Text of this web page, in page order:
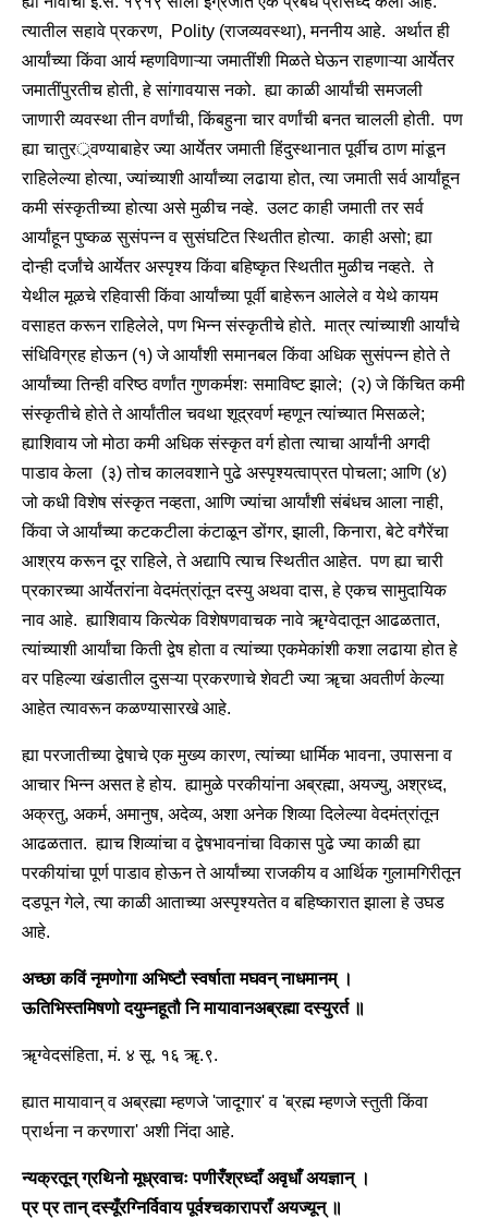
त्यातील सहावे प्रकरण, Polity (राजव्यवस्था), मननीय आहे. अर्थात ही
आर्यांच्या किंवा आर्य म्हणविणाऱ्या जमातींशी मिळते घेऊन राहणाऱ्या आर्येतर
जमातींपुरतीच होती, हे सांगावयास नको. ह्या काळी आर्यांची समजली
जाणारी व्यवस्था तीन वर्णांची, किंबहुना चार वर्णांची बनत चालली होती. पण
ह्या चातुरर््वण्याबाहेर ज्या आर्येतर जमाती हिंदुस्थानात पूर्वीच ठाण मांडून
राहिलेल्या होत्या, ज्यांच्याशी आर्यांच्या लढाया होत, त्या जमाती सर्व आर्यांहून
कमी संस्कृतीच्या होत्या असे मुळीच नव्हे. उलट काही जमाती तर सर्व
आर्यांहून पुष्कळ सुसंपन्न व सुसंघटित स्थितीत होत्या. काही असो; ह्या
दोन्ही दर्जांचे आर्येतर अस्पृश्य किंवा बहिष्कृत स्थितीत मुळीच नव्हते. ते
येथील मूळचे रहिवासी किंवा आर्यांच्या पूर्वी बाहेरून आलेले व येथे कायम
वसाहत करून राहिलेले, पण भिन्न संस्कृतीचे होते. मात्र त्यांच्याशी आर्यांचे
संधिविग्रह होऊन (१) जे आर्यांशी समानबल किंवा अधिक सुसंपन्न होते ते
आर्यांच्या तिन्ही वरिष्ठ वर्णांत गुणकर्मशः समाविष्ट झाले; (२) जे किंचित कमी
संस्कृतीचे होते ते आर्यांतील चवथा शूद्रवर्ण म्हणून त्यांच्यात मिसळले;
ह्याशिवाय जो मोठा कमी अधिक संस्कृत वर्ग होता त्याचा आर्यांनी अगदी
पाडाव केला (३) तोच कालवशाने पुढे अस्पृश्यत्वाप्रत पोचला; आणि (४)
जो कधी विशेष संस्कृत नव्हता, आणि ज्यांचा आर्यांशी संबंधच आला नाही,
किंवा जे आर्यांच्या कटकटीला कंटाळून डोंगर, झाली, किनारा, बेटे वगैरेंचा
आश्रय करून दूर राहिले, ते अद्यापि त्याच स्थितीत आहेत. पण ह्या चारी
प्रकारच्या आर्येतरांना वेदमंत्रांतून दस्यु अथवा दास, हे एकच सामुदायिक
नाव आहे. ह्याशिवाय कित्येक विशेषणवाचक नावे ॠग्वेदातून आढळतात,
त्यांच्याशी आर्यांचा किती द्वेष होता व त्यांच्या एकमेकांशी कशा लढाया होत हे
वर पहिल्या खंडातील दुसऱ्या प्रकरणाचे शेवटी ज्या ॠचा अवतीर्ण केल्या
आहेत त्यावरून कळण्यासारखे आहे.
ह्या परजातीच्या द्वेषाचे एक मुख्य कारण, त्यांच्या धार्मिक भावना, उपासना व
आचार भिन्न असत हे होय. ह्यामुळे परकीयांना अब्रह्मा, अयज्यु, अश्रध्द,
अक्रतु, अकर्म, अमानुष, अदेव्य, अशा अनेक शिव्या दिलेल्या वेदमंत्रांतून
आढळतात. ह्याच शिव्यांचा व द्वेषभावनांचा विकास पुढे ज्या काळी ह्या
परकीयांचा पूर्ण पाडाव होऊन ते आर्यांच्या राजकीय व आर्थिक गुलामगिरीतून
दडपून गेले, त्या काळी आताच्या अस्पृश्यतेत व बहिष्कारात झाला हे उघड
आहे.
अच्छा कविं नृमणोगा अभिष्टौ स्वर्षाता मघवन् नाधमानम् ।
ऊतिभिस्तमिषणो दयुम्नहूतौ नि मायावानअब्रह्मा दस्युरर्त ॥
ॠग्वेदसंहिता, मं. ४ सू. १६ ॠ.९.
ह्यात मायावान् व अब्रह्मा म्हणजे 'जादूगार' व 'ब्रह्म म्हणजे स्तुती किंवा
प्रार्थना न करणारा' अशी निंदा आहे.
न्यक्रतून् ग्रथिनो मूध्रवाचः पणीरँश्रध्दाँ अवृधाँ अयज्ञान् ।
प्र प्र तान् दस्यूँरग्निर्विवाय पूर्वश्चकारापराँ अयज्यून् ॥